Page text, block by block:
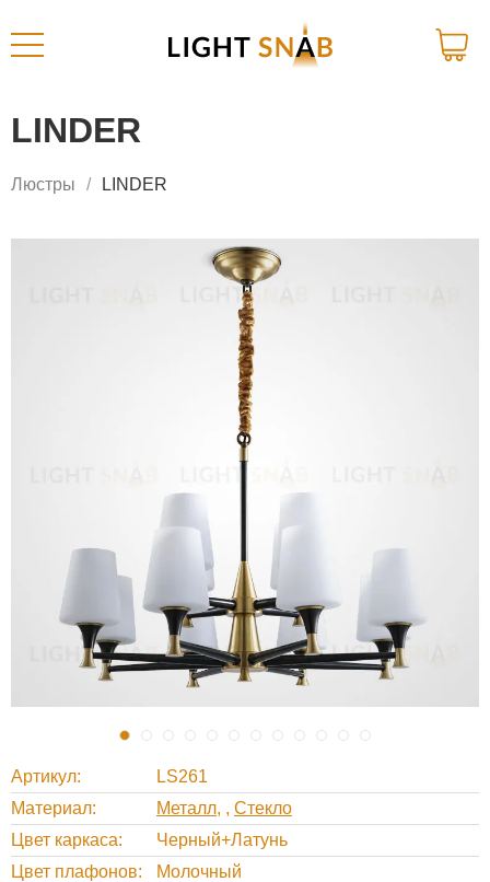
LINDER
Люстры LINDER
Артикул
LS261
Материал
Металл , Стекло
Цвет каркаса
Черный+Латунь
Цвет плафонов
Молочный